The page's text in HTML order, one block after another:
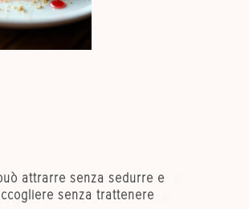
attrarre senza sedurre e
senza trattenere
attrarre senza sedurre e
senza trattenere